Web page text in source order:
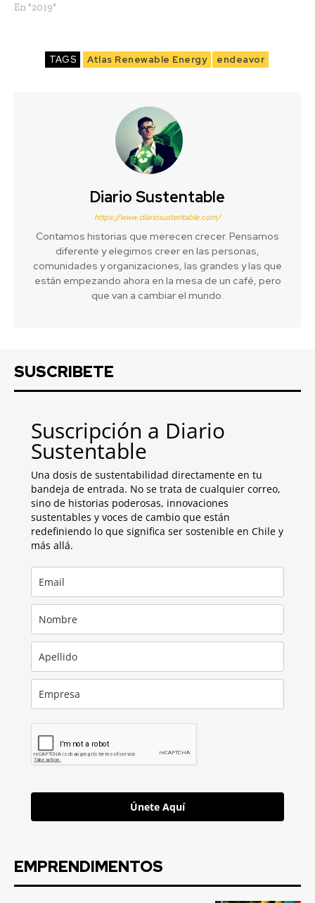
En "2019"
TAGS Atlas Renewable Energy endeavor
Diario Sustentable
https://www.diariosustentable.com/
Contamos historias que merecen crecer. Pensamos
diferente y elegimos creer en las personas,
comunidades y organizaciones, las grandes y las que
están empezando ahora en la mesa de un café, pero
que van a cambiar el mundo.
SUSCRIBETE
Suscripción a Diario
Sustentable
Una dosis de sustentabilidad directamente en tu
bandeja de entrada. No se trata de cualquier correo,
sino de historias poderosas, innovaciones
sustentables y voces de cambio que están
redefiniendo lo que significa ser sostenible en Chile y
más allá.
Únete Aquí
EMPRENDIMENTOS